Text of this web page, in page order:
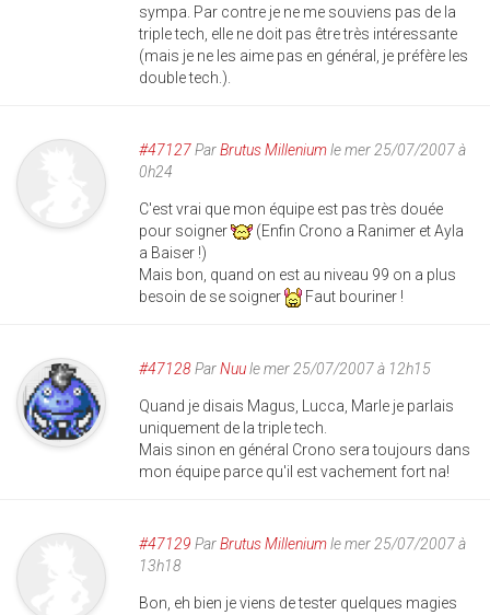
sympa. Par contre je ne me souviens pas de la
triple tech, elle ne doit pas être très intéressante
(mais je ne les aime pas en général, je préfère les
double tech.).
#47127ParBrutus Milleniumle mer 25/07/2007 à
0h24
C'est vrai que mon équipe est pas très douée
pour soigner
(Enfin Crono a Ranimer et Ayla
a Baiser !)
Mais bon, quand on est au niveau 99 on a plus
besoin de se soigner
Faut bouriner !
#47128ParNuule mer 25/07/2007 à 12h15
Quand je disais Magus, Lucca, Marle je parlais
uniquement de la triple tech.
Mais sinon en général Crono sera toujours dans
mon équipe parce qu'il est vachement fort na!
#47129 ParBrutus Milleniumle mer 25/07/2007 à
13h18
Bon, eh bien je viens de tester quelques magies